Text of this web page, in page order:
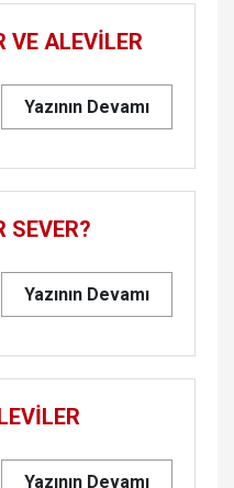
VE ALEVİLER
Yazının Devamı
SEVER?
Yazının Devamı
Yazının Devamı